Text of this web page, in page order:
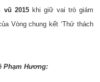
vũ 2015khi giữ vai trò giám
Vòng chung kết ‘Thử thách
Phạm Hương: